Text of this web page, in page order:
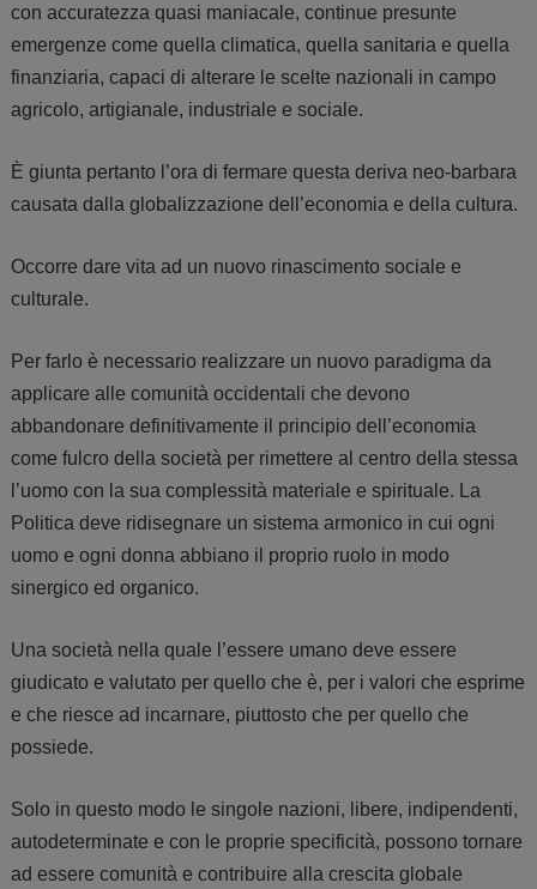
con accuratezza quasi maniacale, continue presunte
emergenze come quella climatica, quella sanitaria e quella
finanziaria, capaci di alterare le scelte nazionali in campo
agricolo, artigianale, industriale e sociale.
È giunta pertanto l’ora di fermare questa deriva neo-barbara
causata dalla globalizzazione dell’economia e della cultura.
Occorre dare vita ad un nuovo rinascimento sociale e
culturale.
Per farlo è necessario realizzare un nuovo paradigma da
applicare alle comunità occidentali che devono
abbandonare definitivamente il principio dell’economia
come fulcro della società per rimettere al centro della stessa
l’uomo con la sua complessità materiale e spirituale. La
Politica deve ridisegnare un sistema armonico in cui ogni
uomo e ogni donna abbiano il proprio ruolo in modo
sinergico ed organico.
Una società nella quale l’essere umano deve essere
giudicato e valutato per quello che è, per i valori che esprime
e che riesce ad incarnare, piuttosto che per quello che
possiede.
Solo in questo modo le singole nazioni, libere, indipendenti,
autodeterminate e con le proprie specificità, possono tornare
ad essere comunità e contribuire alla crescita globale